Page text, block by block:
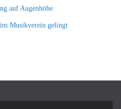
auf Augenhöhe
Musikverein gelingt